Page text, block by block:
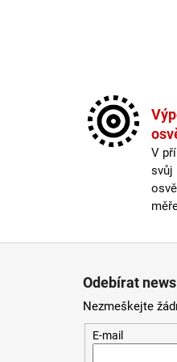
V
svůj
Odebírat
Nezmeškejte
E-mail